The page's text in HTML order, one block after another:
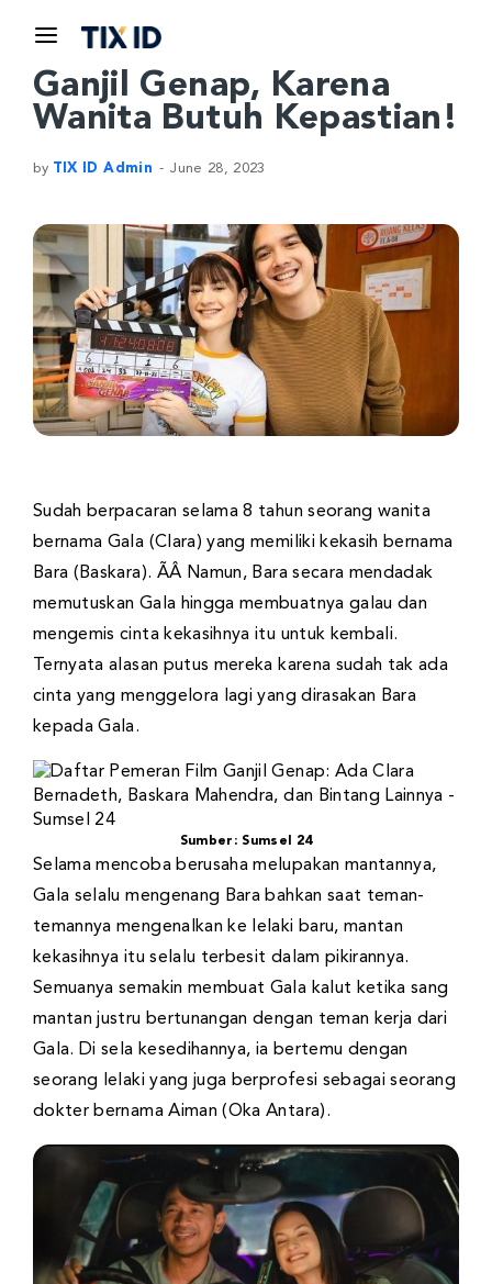
Ganjil Genap, Karena
Wanita Butuh Kepastian!
by TIX ID Admin June 28, 2023
Sudah berpacaran selama 8 tahun seorang wanita
bernama Gala (Clara) yang memiliki kekasih bernama
Bara (Baskara). ÃÂ Namun, Bara secara mendadak
memutuskan Gala hingga membuatnya galau dan
mengemis cinta kekasihnya itu untuk kembali.
Ternyata alasan putus mereka karena sudah tak ada
cinta yang menggelora lagi yang dirasakan Bara
kepada Gala.
Sumber: Sumsel 24
Selama mencoba berusaha melupakan mantannya,
Gala selalu mengenang Bara bahkan saat teman-
temannya mengenalkan ke lelaki baru, mantan
kekasihnya itu selalu terbesit dalam pikirannya.
Semuanya semakin membuat Gala kalut ketika sang
mantan justru bertunangan dengan teman kerja dari
Gala. Di sela kesedihannya, ia bertemu dengan
seorang lelaki yang juga berprofesi sebagai seorang
dokter bernama Aiman (Oka Antara).